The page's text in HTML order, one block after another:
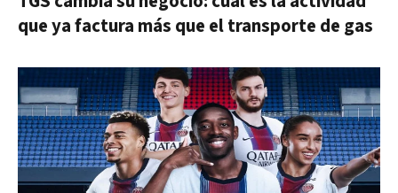
que ya factura más que el transporte de gas